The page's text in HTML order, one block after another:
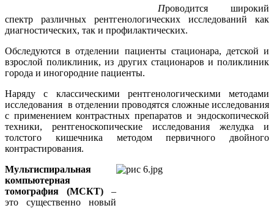
Проводится широкий
спектр различных рентгенологических исследований как
диагностических, так и профилактических.
Обследуются в отделении пациенты стационара, детской и
взрослой поликлиник, из других стационаров и поликлиник
города и иногородние пациенты.
Наряду с классическими рентгенологическими методами
исследования в отделении проводятся сложные исследования
с применением контрастных препаратов и эндоскопической
техники, рентгеноскопические исследования желудка и
толстого кишечника методом первичного двойного
контрастирования.
Мультиспиральная
компьютерная
томография (МСКТ) –
это существенно новый